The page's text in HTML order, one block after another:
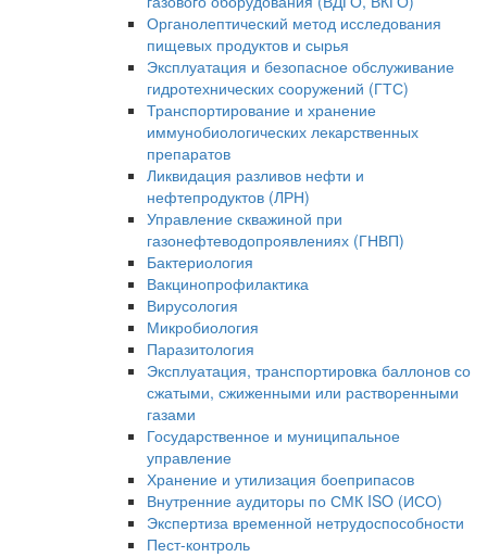
Органолептический метод исследования
пищевых продуктов и сырья
Эксплуатация и безопасное обслуживание
гидротехнических сооружений (ГТС)
Транспортирование и хранение
иммунобиологических лекарственных
препаратов
Ликвидация разливов нефти и
нефтепродуктов (ЛРН)
Управление скважиной при
газонефтеводопроявлениях (ГНВП)
Бактериология
Вакцинопрофилактика
Вирусология
Микробиология
Паразитология
Эксплуатация, транспортировка баллонов со
сжатыми, сжиженными или растворенными
газами
Государственное и муниципальное
управление
Хранение и утилизация боеприпасов
Внутренние аудиторы по СМК ISO (ИСО)
Экспертиза временной нетрудоспособности
Пест-контроль